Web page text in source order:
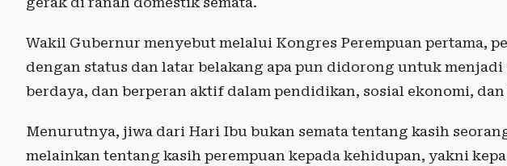
Wakil Gubernur menyebut melalui Kongres Perempuan pertama,
dengan status dan latar belakang apa pun didorong untuk
berdaya, dan berperan aktif dalam pendidikan, sosial ekonomi,
Menurutnya, jiwa dari Hari Ibu bukan semata tentang kasih
melainkan tentang kasih perempuan kepada kehidupan, yakni